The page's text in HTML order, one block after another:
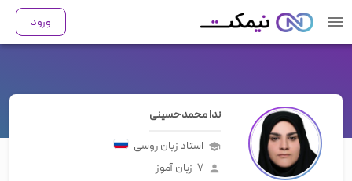
ورود
ندا محمدحسینی
استاد زبانروسی
۷ زبان آموز